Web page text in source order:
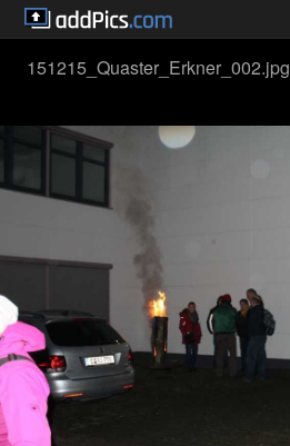
151215_Quaster_Erkner_002.jpg